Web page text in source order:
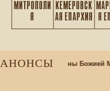
МИТРОПОЛИ
Я
КЕМЕРОВСК
АЯ ЕПАРХИЯ Я
АНОНСЫ
Казанской иконы Божией